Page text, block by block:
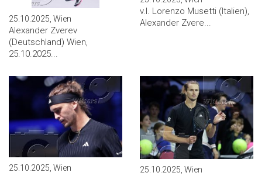
25.10.2025, Wien
Alexander Zverev
(Deutschland) Wien,
25.10.2025...
v.l. Lorenzo Musetti (Italien),
Alexander Zvere...
25.10.2025, Wien 25.10.2025, Wien